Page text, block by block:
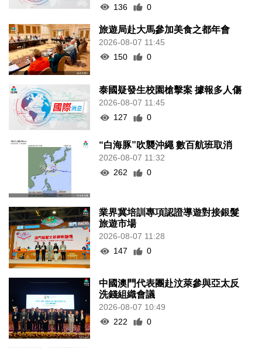
136
0
旅遊局赴大馬參加美食之都年會
2026-08-07 11:45
150
0
泰國疑發生校園槍擊案 據報多人傷
2026-08-07 11:45
127
0
“白海豚”吹襲沖繩 數百航班取消
2026-08-07 11:32
262
0
業界冀培訓專項認證導遊對接銀髮
旅遊市場
2026-08-07 11:28
147
0
中國澳門代表團赴汶萊參與亞太反
洗錢組織會議
2026-08-07 10:49
222
0